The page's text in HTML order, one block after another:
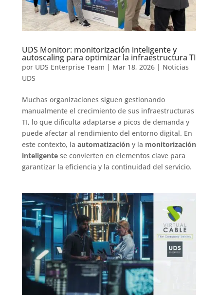
UDS Monitor: monitorización inteligente y
autoscaling para optimizar la infraestructura TI
por UDS Enterprise Team | Mar 18, 2026| Noticias
UDS
Muchas organizaciones siguen gestionando
manualmente el crecimiento de sus infraestructuras
TI, lo que dificulta adaptarse a picos de demanda y
puede afectar al rendimiento del entorno digital. En
este contexto, la automatizacióny la monitorización
inteligentese convierten en elementos clave para
garantizar la eficiencia y la continuidad del servicio.